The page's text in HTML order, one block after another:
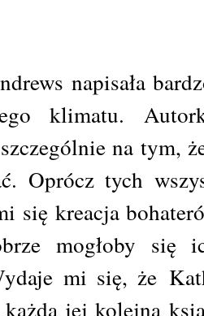
napisała
klimatu.
na tym,
Oprócz tych
się kreacja
mogłoby się
mi się, że
każda jej kolejna